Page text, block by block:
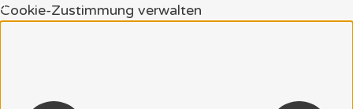
Cookie-Zustimmung verwalten